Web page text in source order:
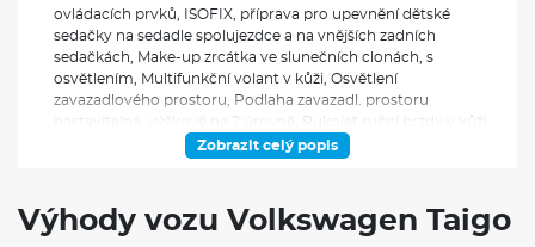
ovládacích prvků, ISOFIX, příprava pro upevnění dětské
sedačky na sedadle spolujezdce a na vnějších zadních
sedačkách, Make-up zrcátka ve slunečních clonách, s
osvětlením, Multifunkční volant v kůži, Osvětlení
zavazadlového prostoru, Podlaha zavazadl. prostoru
nastavitelná, výškově na 2 úrovně, Rukojeť ruční brzdy v kůži,
Sloupek řízení, vertikálně nastavitelný (manuálně),
bezpečnostní pásy, vpředu i vzadu, vpředu výškově
nastavitelné, akustické a grafické upozornění nezapnutých
Zobrazit celý popis
Výhody vozu Volkswagen Taigo